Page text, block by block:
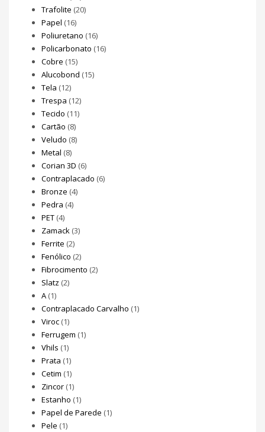
Trafolite (20)
Papel (16)
Poliuretano (16)
Policarbonato (16)
Cobre (15)
Alucobond (15)
Tela (12)
Trespa (12)
Tecido (11)
Cartão (8)
Veludo (8)
Metal (8)
Corian 3D (6)
Contraplacado (6)
Bronze (4)
Pedra (4)
PET (4)
Zamack (3)
Ferrite (2)
Fenólico (2)
Fibrocimento (2)
Slatz (2)
A (1)
Contraplacado Carvalho (1)
Viroc (1)
Ferrugem (1)
Vhils (1)
Prata (1)
Cetim (1)
Zincor (1)
Estanho (1)
Papel de Parede (1)
Pele (1)